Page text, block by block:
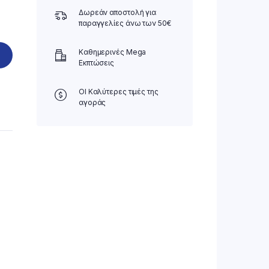
Δωρεάν αποστολή για
παραγγελίες άνω των 50€
Καθημερινές Mega
Εκπτώσεις
ΟΙ Καλύτερες τιμές της
αγοράς